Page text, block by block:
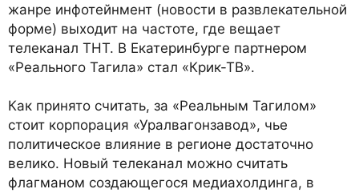
жанре инфотейнмент (новости в развлекательной
форме) выходит на частоте, где вещает
телеканал ТНТ. В Екатеринбурге партнером
«Реального Тагила» стал «Крик-ТВ».
Как принято считать, за «Реальным Тагилом»
стоит корпорация «Уралвагонзавод», чье
политическое влияние в регионе достаточно
велико. Новый телеканал можно считать
флагманом создающегося медиахолдинга, в